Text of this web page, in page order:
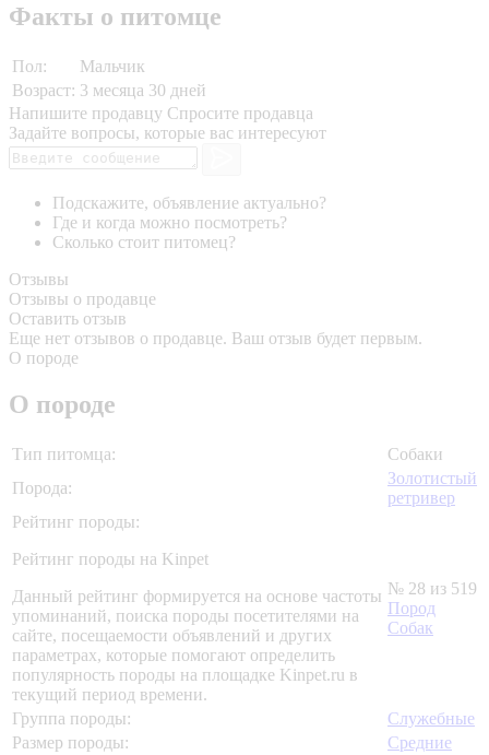
Факты о питомце
Пол:
Мальчик
Возраст: 3 месяца 30 дней
Напишите продавцу Спросите продавца
Задайте вопросы, которые вас интересуют
Подскажите, объявление актуально?
Где и когда можно посмотреть?
Сколько стоит питомец?
Отзывы
Отзывы о продавце
Оставить отзыв
Еще нет отзывов о продавце. Ваш отзыв будет первым.
О породе
О породе
Тип питомца:
Собаки
Порода:
Золотистый
ретривер
Рейтинг породы:
Рейтинг породы на Kinpet
Данный рейтинг формируется на основе частоты
упоминаний, поиска породы посетителями на
сайте, посещаемости объявлений и других
параметрах, которые помогают определить
популярность породы на площадке Kinpet.ru в
текущий период времени.
№ 28 из 519
Пород
Собак
Группа породы:
Служебные
Размер породы:
Средние